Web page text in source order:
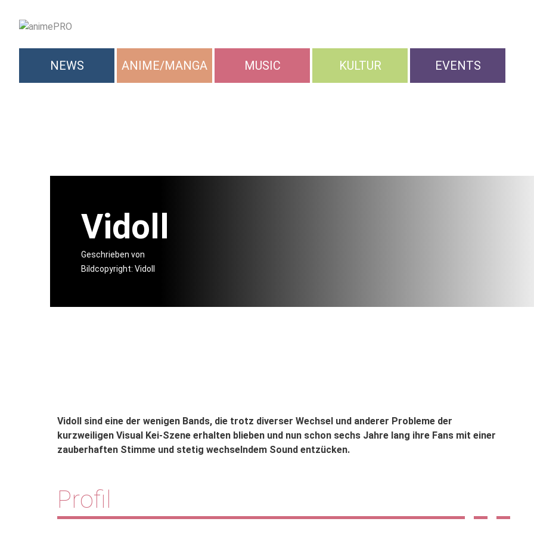
NEWS ANIME/MANGA MUSIC KULTUR EVENTS
Vidoll
Geschrieben von
Bildcopyright: Vidoll
Vidoll sind eine der wenigen Bands, die trotz diverser Wechsel und anderer Probleme der
kurzweiligen Visual Kei-Szene erhalten blieben und nun schon sechs Jahre lang ihre Fans mit einer
zauberhaften Stimme und stetig wechselndem Sound entzücken.
Profil